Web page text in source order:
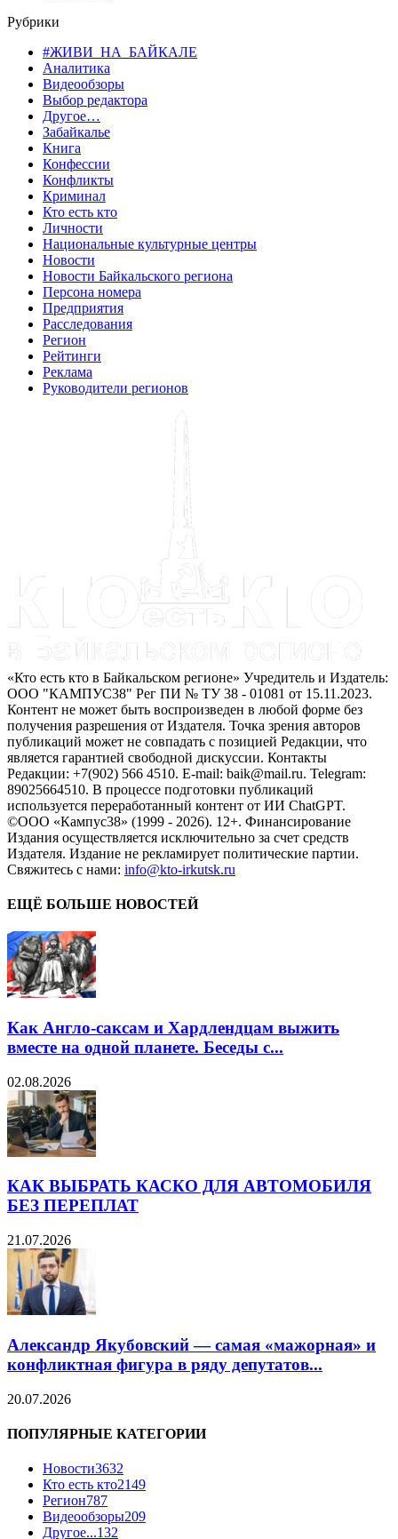
Рубрики
#ЖИВИ_НА_БАЙКАЛЕ
Аналитика
Видеообзоры
Выбор редактора
Другое…
Забайкалье
Книга
Конфессии
Конфликты
Криминал
Кто есть кто
Личности
Национальные культурные центры
Новости
Новости Байкальского региона
Персона номера
Предприятия
Расследования
Регион
Рейтинги
Реклама
Руководители регионов
«Кто есть кто в Байкальском регионе» Учредитель и Издатель:
ООО "КАМПУС38" Рег ПИ № ТУ 38 - 01081 от 15.11.2023.
Контент не может быть воспроизведен в любой форме без
получения разрешения от Издателя. Точка зрения авторов
публикаций может не совпадать с позицией Редакции, что
является гарантией свободной дискуссии. Контакты
Редакции: +7(902) 566 4510. E-mail: baik@mail.ru. Telegram:
89025664510. В процессе подготовки публикаций
используется переработанный контент от ИИ ChatGPT.
©ООО «Кампус38» (1999 - 2026). 12+. Финансирование
Издания осуществляется исключительно за счет средств
Издателя. Издание не рекламирует политические партии.
Свяжитесь с нами: info@kto-irkutsk.ru
ЕЩЁ БОЛЬШЕ НОВОСТЕЙ
Как Англо-саксам и Хардлендцам выжить
вместе на одной планете. Беседы с...
02.08.2026
КАК ВЫБРАТЬ КАСКО ДЛЯ АВТОМОБИЛЯ
БЕЗ ПЕРЕПЛАТ
21.07.2026
Александр Якубовский — самая «мажорная» и
конфликтная фигура в ряду депутатов...
20.07.2026
ПОПУЛЯРНЫЕ КАТЕГОРИИ
Новости3632
Кто есть кто2149
Регион787
Видеообзоры209
Другое...132